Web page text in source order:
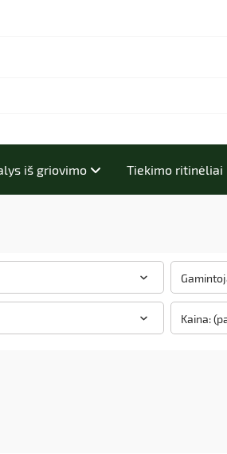
iš griovimo Tiekimo ritinėliai
Kaina: